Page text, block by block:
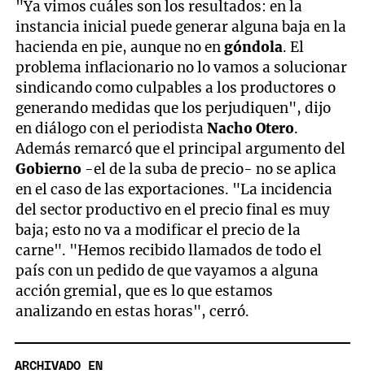
"Ya vimos cuáles son los resultados: en la
instancia inicial puede generar alguna baja en la
hacienda en pie, aunque no engóndola. El
problema inflacionario no lo vamos a solucionar
sindicando como culpables a los productores o
generando medidas que los perjudiquen", dijo
en diálogo con el periodistaNacho Otero.
Además remarcó que el principal argumento del
Gobierno -el de la suba de precio- no se aplica
en el caso de las exportaciones. "La incidencia
del sector productivo en el precio final es muy
baja; esto no va a modificar el precio de la
carne". "Hemos recibido llamados de todo el
país con un pedido de que vayamos a alguna
acción gremial, que es lo que estamos
analizando en estas horas", cerró.
ARCHIVADO EN